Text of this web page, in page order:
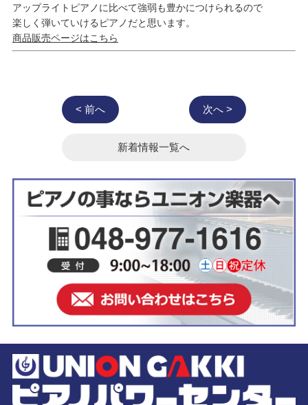
アップライトピアノに比べて強弱も豊かにつけられるので
楽しく弾いていけるピアノだと思います。
商品販売ページはこちら
< 前へ 次へ >
新着情報一覧へ